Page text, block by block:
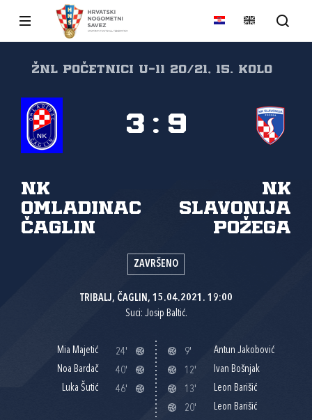
ŽNL Početnici U-11 20/21, 15. kolo
NK
Omladinac
Čaglin
NK
Slavonija
Požega
3 : 9
ZAVRŠENO
TRIBALJ, ČAGLIN, 15.04.2021. 19:00
Suci: Josip Baltić.
Mia Majetić
24'
Noa Bardač
40'
Luka Šutić
46'
9'
Antun Jakobović
12'
Ivan Bošnjak
13'
Leon Barišić
20'
Leon Barišić